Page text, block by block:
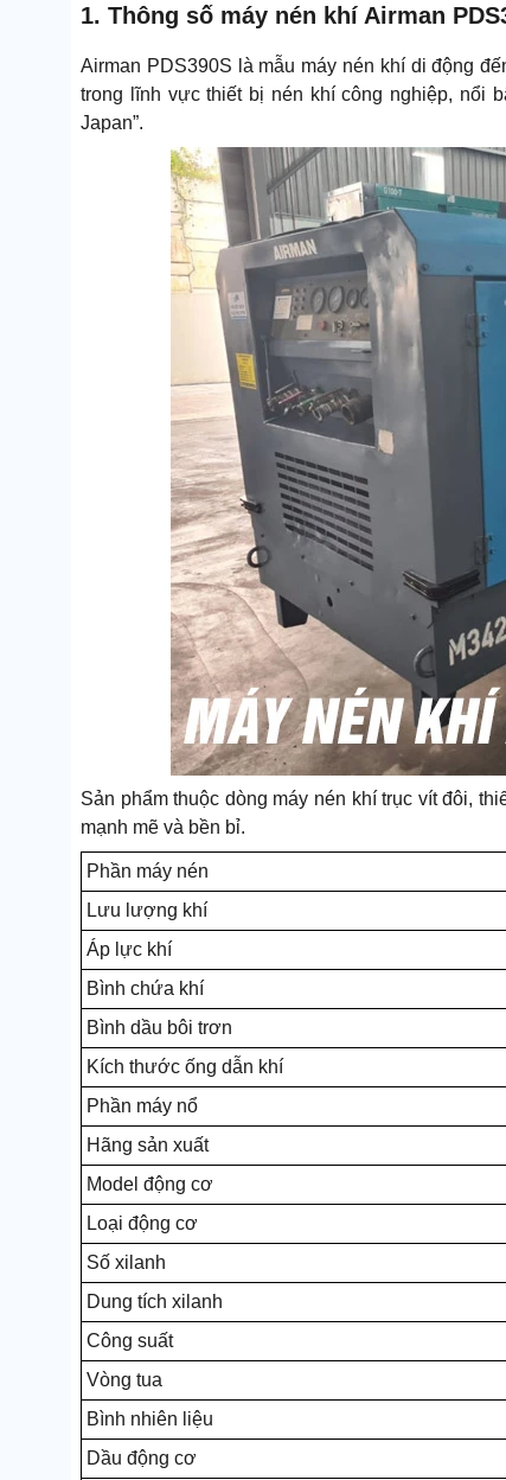
1. Thông số máy nén khí Airman
Airman PDS390S là mẫu máy nén khí di động
trong lĩnh vực thiết bị nén khí công nghiệp, nổi
Japan”.
Sản phẩm thuộc dòng máy nén khí trục vít đôi,
mạnh mẽ và bền bỉ.
Phần máy nén
Lưu lượng khí
Áp lực khí
Bình chứa khí
Bình dầu bôi trơn
Kích thước ống dẫn khí
Phần máy nổ
Hãng sản xuất
Model động cơ
Loại động cơ
Số xilanh
Dung tích xilanh
Công suất
Vòng tua
Bình nhiên liệu
Dầu động cơ